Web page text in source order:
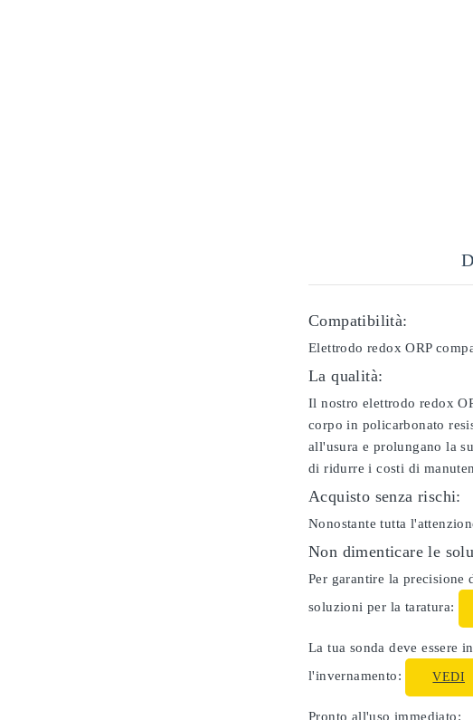
Compatibilità:
Elettrodo redox ORP
La qualità:
Il nostro elettrodo redox
corpo in policarbonato
all'usura e prolungano la
di ridurre i costi di
Acquisto senza rischi:
Nonostante tutta
Non dimenticare le
Per garantire la precisione
soluzioni per la taratura:
La tua sonda deve essere
l'invernamento:
VEDI
Pronto all'uso immediato: